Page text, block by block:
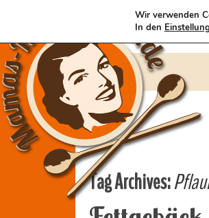
Tag Archives:
Wir verwenden
In den